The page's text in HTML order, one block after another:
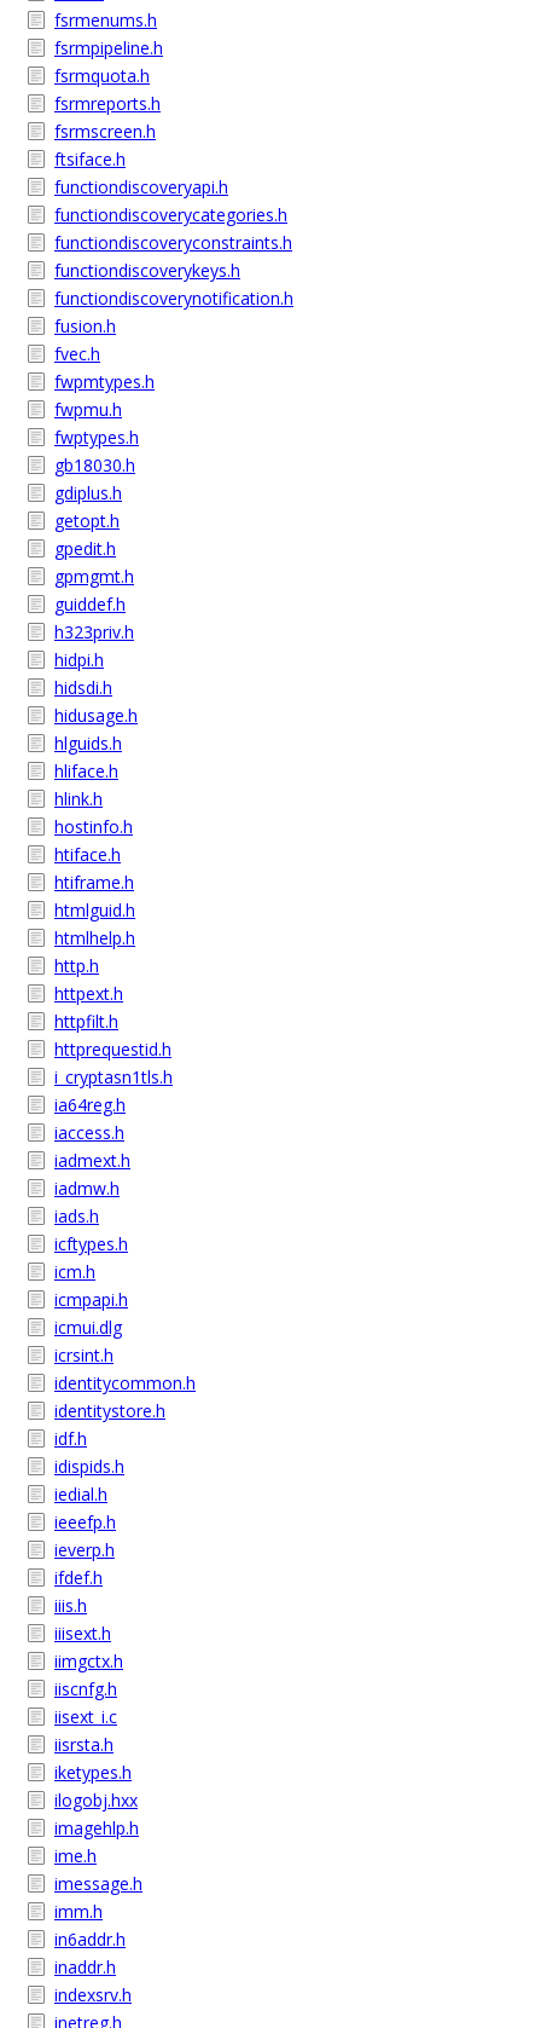
fsrmenums.h
fsrmpipeline.h
fsrmquota.h
fsrmreports.h
fsrmscreen.h
ftsiface.h
functiondiscoveryapi.h
functiondiscoverycategories.h
functiondiscoveryconstraints.h
functiondiscoverykeys.h
functiondiscoverynotification.h
fusion.h
fvec.h
fwpmtypes.h
fwpmu.h
fwptypes.h
gb18030.h
gdiplus.h
getopt.h
gpedit.h
gpmgmt.h
guiddef.h
h323priv.h
hidpi.h
hidsdi.h
hidusage.h
hlguids.h
hliface.h
hlink.h
hostinfo.h
htiface.h
htiframe.h
htmlguid.h
htmlhelp.h
http.h
httpext.h
httpfilt.h
httprequestid.h
i_cryptasn1tls.h
ia64reg.h
iaccess.h
iadmext.h
iadmw.h
iads.h
icftypes.h
icm.h
icmpapi.h
icmui.dlg
icrsint.h
identitycommon.h
identitystore.h
idf.h
idispids.h
iedial.h
ieeefp.h
ieverp.h
ifdef.h
iiis.h
iiisext.h
iimgctx.h
iiscnfg.h
iisext_i.c
iisrsta.h
iketypes.h
ilogobj.hxx
imagehlp.h
ime.h
imessage.h
imm.h
in6addr.h
inaddr.h
indexsrv.h
inetreg.h